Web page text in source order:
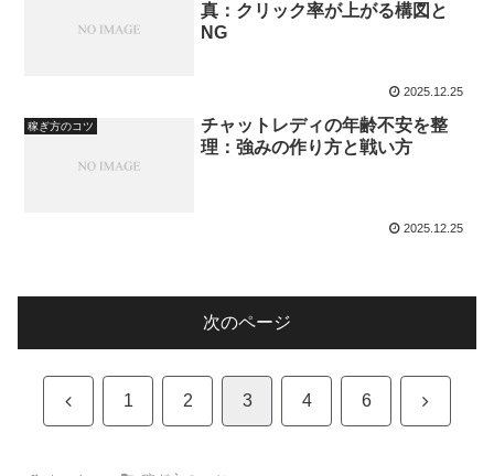
真：クリック率が上がる構図と
NG
2025.12.25
稼ぎ方のコツ
チャットレディの年齢不安を整
理：強みの作り方と戦い方
2025.12.25
次のページ
前 1 2 3 4 6 次